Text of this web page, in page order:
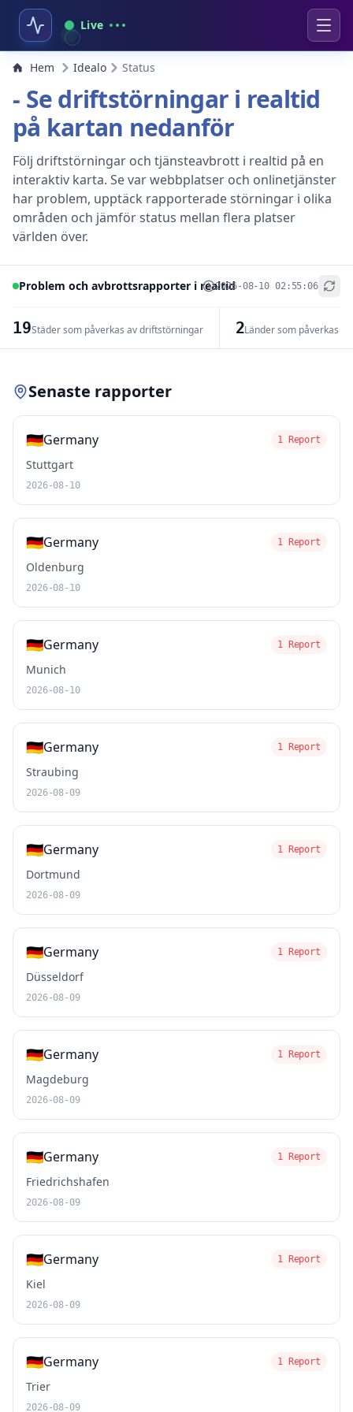
Live
Hem Idealo Status
- Se driftstörningar i realtid
på kartan nedanför
Följ driftstörningar och tjänsteavbrott i realtid på en
interaktiv karta. Se var webbplatser och onlinetjänster
har problem, upptäck rapporterade störningar i olika
områden och jämför status mellan flera platser
världen över.
Problem och avbrottsrapporter i realtid2026-08-10 02:55:06
19Städer som påverkas av driftstörningar 2Länder som påverkas
+
Senaste rapporter
🇩🇪Germany 1 Report
Stuttgart
2026-08-10
🇩🇪Germany 1 Report
Oldenburg
2026-08-10
🇩🇪Germany 1 Report
Munich
2026-08-10
🇩🇪Germany 1 Report
Straubing
2026-08-09
🇩🇪Germany 1 Report
Dortmund
2026-08-09
🇩🇪Germany 1 Report
Düsseldorf
2026-08-09
🇩🇪Germany 1 Report
Magdeburg
2026-08-09
🇩🇪Germany 1 Report
Friedrichshafen
2026-08-09
🇩🇪Germany 1 Report
Kiel
2026-08-09
🇩🇪Germany 1 Report
Trier
2026-08-09